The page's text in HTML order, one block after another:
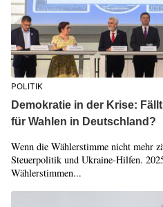
POLITIK
Demokratie in der Krise:
für Wahlen in Deutschland?
Wenn die Wählerstimme nicht mehr
Steuerpolitik und Ukraine-Hilfen.
Wählerstimmen...